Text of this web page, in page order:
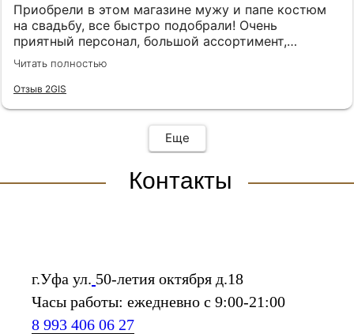
Приобрели в этом магазине мужу и папе костюм
на свадьбу, все быстро подобрали! Очень
приятный персонал, большой ассортимент,
рекомендую ❤️
Читать полностью
Отзыв 2GIS
Еще
Контакты
г.Уфа ул. 50-летия октября д.18
Часы работы: ежедневно с 9:00-21:00
8 993 406 06 27